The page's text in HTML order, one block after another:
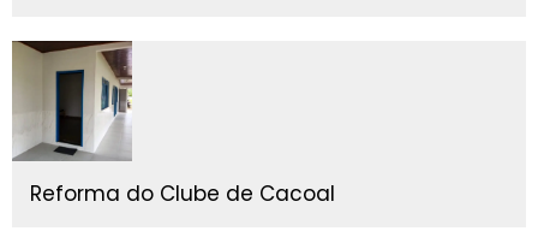
Reforma do Clube de Cacoal